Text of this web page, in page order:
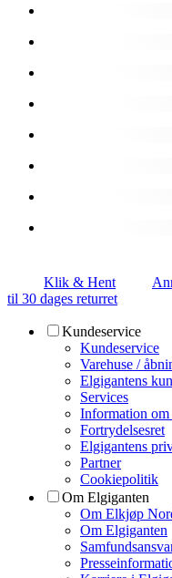
Klik & Hent
til 30 dages returret
Kundeservice
Kundeservice
Varehuse /
Elgigantens
Services
Information om
Fortrydelsesret
Elgigantens
Partner
Cookiepolitik
Om Elgiganten
Om Elkjøp
Om Elgiganten